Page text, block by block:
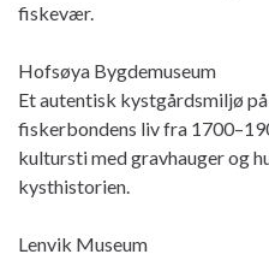
fiskevær.
Hofsøya Bygdemuseum
Et autentisk kystgårdsmiljø
fiskerbondens liv fra
kultursti med gravhauger og
kysthistorien.
Lenvik Museum